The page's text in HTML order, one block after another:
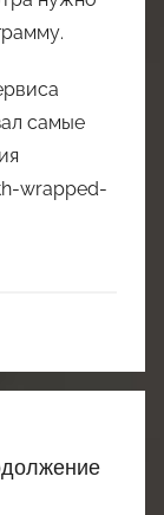
самые
wrapped-